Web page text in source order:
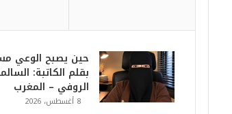
حين يصبح الوعي
بقلم الكاتبة:
الروفي – المغرب
8 أغسطس، 2026